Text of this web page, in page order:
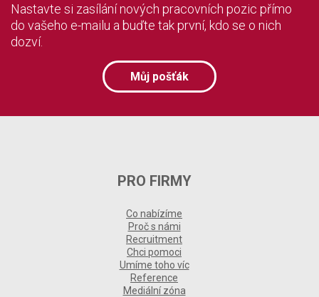
Nastavte si zasílání nových pracovních pozic přímo
do vašeho e-mailu a buďte tak první, kdo se o nich
dozví.
Můj pošťák
PRO FIRMY
Co nabízíme
Proč s námi
Recruitment
Chci pomoci
Umíme toho víc
Reference
Mediální zóna